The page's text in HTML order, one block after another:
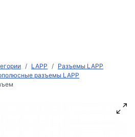
LAPP
Разъемы LAPP
разъемы LAPP